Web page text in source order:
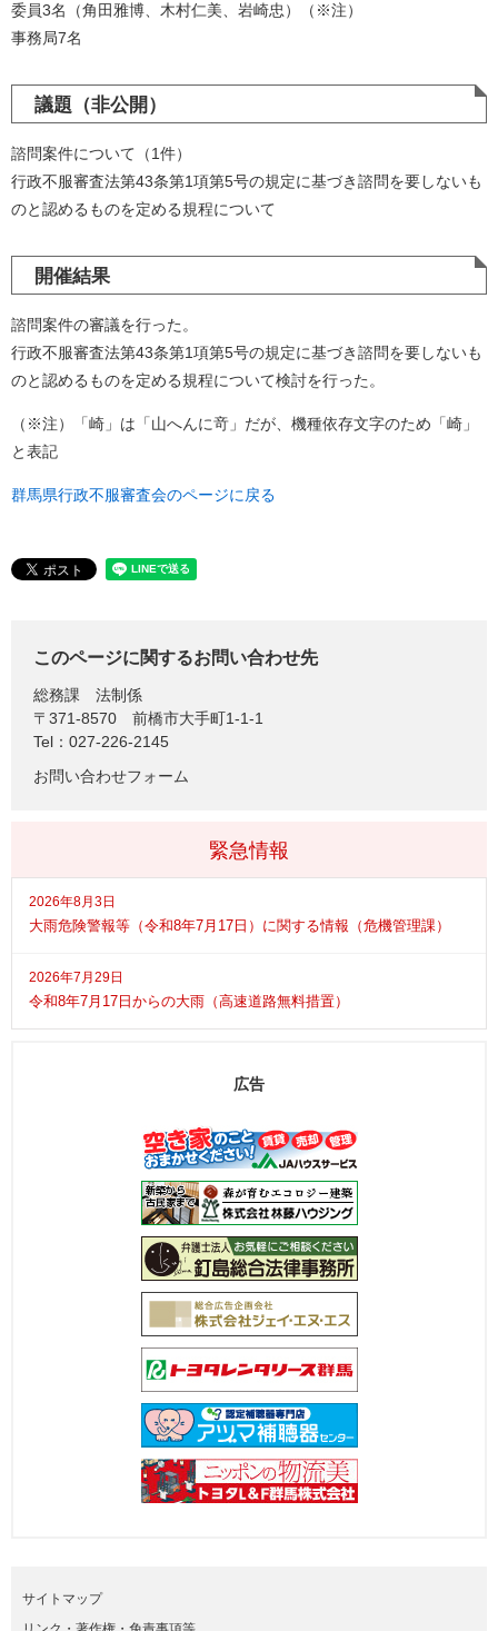
委員3名（角田雅博、木村仁美、岩崎忠）（※注）
事務局7名
議題（非公開）
諮問案件について（1件）
行政不服審査法第43条第1項第5号の規定に基づき諮問を要しないも
のと認めるものを定める規程について
開催結果
諮問案件の審議を行った。
行政不服審査法第43条第1項第5号の規定に基づき諮問を要しないも
のと認めるものを定める規程について検討を行った。
（※注）「崎」は「山へんに竒」だが、機種依存文字のため「崎」
と表記
群馬県行政不服審査会のページに戻る
このページに関するお問い合わせ先
総務課
法制係
〒371-8570
前橋市大手町1-1-1
Tel：027-226-2145
お問い合わせフォーム
緊急情報
2026年8月3日
大雨危険警報等（令和8年7月17日）に関する情報（危機管理課）
2026年7月29日
令和8年7月17日からの大雨（高速道路無料措置）
広告
サイトマップ